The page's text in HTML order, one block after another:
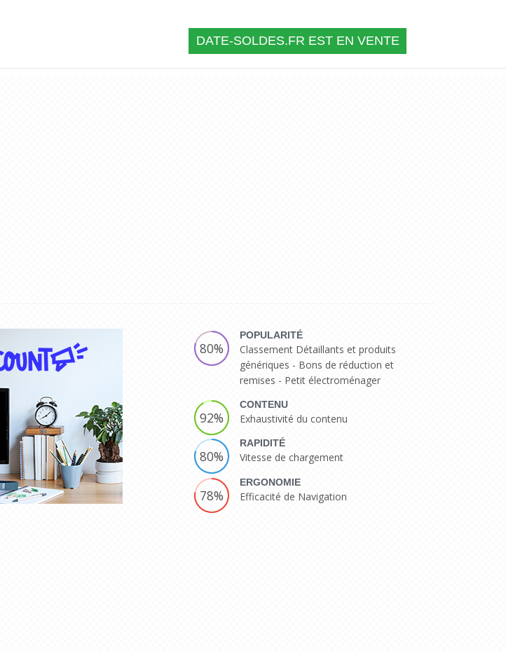
DATE-SOLDES.FR EST EN VENTE
80%
POPULARITÉ
Classement Détaillants et produits
génériques - Bons de réduction et
remises - Petit électroménager
92%
CONTENU
Exhaustivité du contenu
80%
RAPIDITÉ
Vitesse de chargement
78%
ERGONOMIE
Efficacité de Navigation